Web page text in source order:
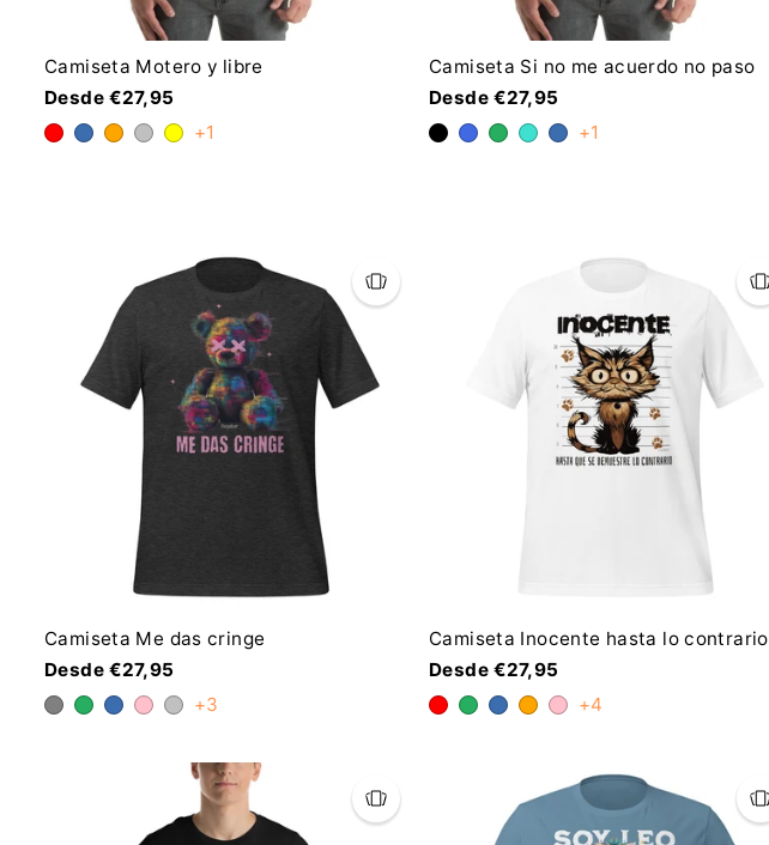
Camiseta Motero y libre
Desde €27,95
+1
Camiseta Si no me acuerdo no paso
Desde €27,95
+1
Camiseta Me das cringe
Desde €27,95
+3
Camiseta Inocente hasta lo contrario
Desde €27,95
+4